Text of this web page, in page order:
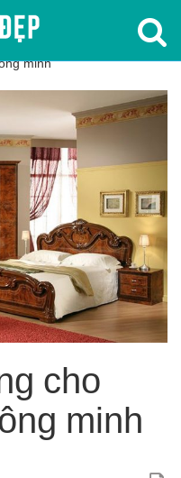
minh
cho
minh